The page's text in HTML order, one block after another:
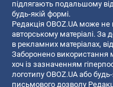
підлягають подальшому
будь-якій формі.
Редакція OBOZ.UA може не
авторському матеріалі. За
в рекламних матеріалах,
Заборонено використання
хоч із зазначенням
логотипу OBOZ.UA або
письмового дозволу